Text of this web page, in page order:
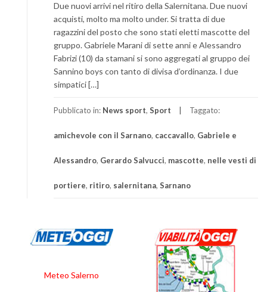
Due nuovi arrivi nel ritiro della Salernitana. Due nuovi
acquisti, molto ma molto under. Si tratta di due
ragazzini del posto che sono stati eletti mascotte del
gruppo. Gabriele Marani di sette anni e Alessandro
Fabrizi (10) da stamani si sono aggregati al gruppo dei
Sannino boys con tanto di divisa d’ordinanza. I due
simpatici […]
Pubblicato in: News sport, Sport Taggato:
amichevole con il Sarnano, caccavallo, Gabriele e
Alessandro, Gerardo Salvucci, mascotte, nelle vesti di
portiere, ritiro, salernitana, Sarnano
Meteo Salerno